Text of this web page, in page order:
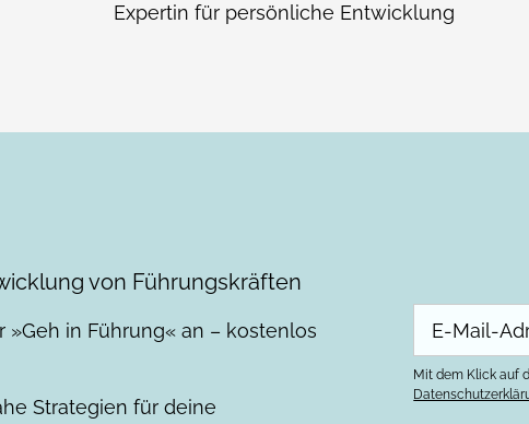
Expertin für persönliche Entwicklung
von Führungskräften
in Führung« an – kostenlos
Strategien für deine
Mit dem Klick auf